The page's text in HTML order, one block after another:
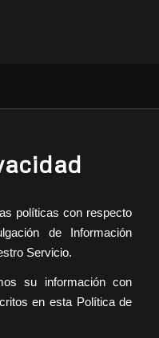
políticas con respecto
de Información
Servicio.
su información con
en esta Política de